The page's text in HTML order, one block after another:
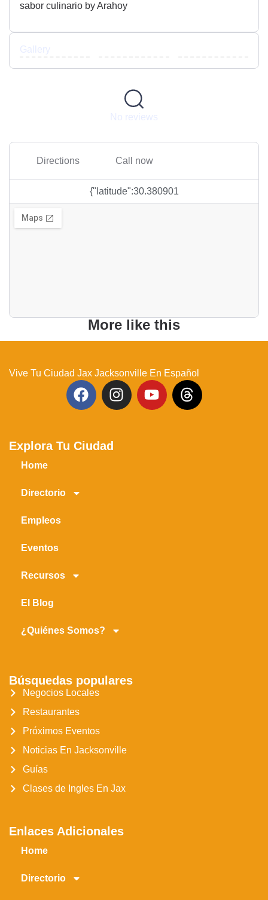
sabor culinario by Arahoy
Gallery
No reviews
Directions Call now
{"latitude":30.380901
More like this
Vive Tu Ciudad Jax Jacksonville En Español
Explora Tu Ciudad
Home
Directorio
Empleos
Eventos
Recursos
El Blog
¿Quiénes Somos?
Búsquedas populares
Negocios Locales
Restaurantes
Próximos Eventos
Noticias En Jacksonville
Guías
Clases de Ingles En Jax
Enlaces Adicionales
Home
Directorio